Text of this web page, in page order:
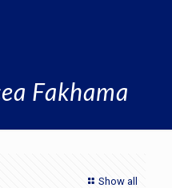
Fakhama
Show all